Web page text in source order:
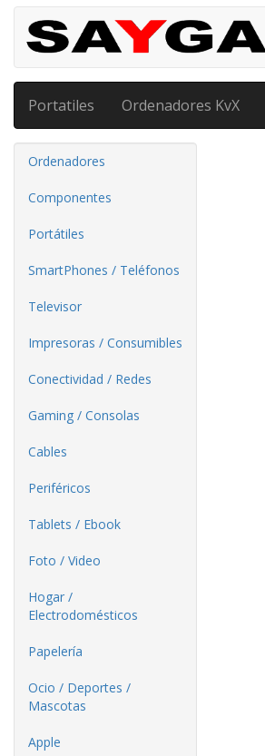
Portatiles Ordenadores KvX
Ordenadores
Componentes
Portátiles
SmartPhones / Teléfonos
Televisor
Impresoras / Consumibles
Conectividad / Redes
Gaming / Consolas
Cables
Periféricos
Tablets / Ebook
Foto / Video
Hogar /
Electrodomésticos
Papelería
Ocio / Deportes /
Mascotas
Apple